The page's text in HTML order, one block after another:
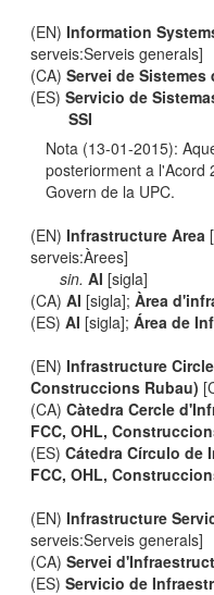
(EN)Information
serveis:Serveis generals]
(CA)Servei de Sistemes
(ES)Servicio de
SSI
Nota (13-01-2015):
posteriorment a l'Acord
Govern de la UPC.
(EN)Infrastructure Area
serveis:Àrees]
sin. AI [sigla]
(CA)AI [sigla];Àrea
(ES)AI [sigla];Área de
(EN)Infrastructure
Construccions Rubau)
(CA)Càtedra Cercle
FCC, OHL,
(ES)Cátedra Círculo de
FCC, OHL,
(EN)Infrastructure
serveis:Serveis generals]
(CA)Servei
(ES)Servicio de